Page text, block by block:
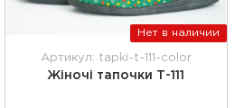
Нет в наличии
Артикул: tapki-t-111-color
Жіночі тапочки Т-111